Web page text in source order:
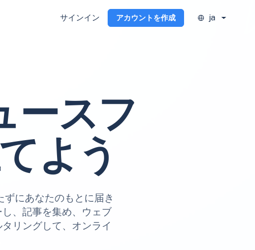
サインイン アカウントを作成 ja
ースフ
よう
にあなたのもとに届き
、記事を集め、ウェブ
リングして、オンライ